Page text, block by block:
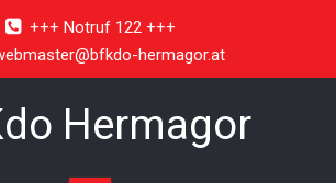
+++ Notruf 122 +++
hermagor.at
Hermagor